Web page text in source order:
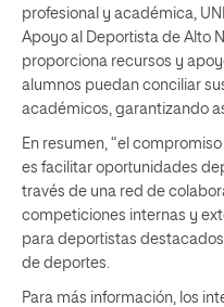
profesional y académica,
Apoyo al Deportista de Alto
proporciona recursos y
alumnos puedan conciliar
académicos, garantizando
En resumen, “el
es facilitar oportunidades
través de una red de
competiciones internas y
para deportistas
de deportes.
Para más información, los